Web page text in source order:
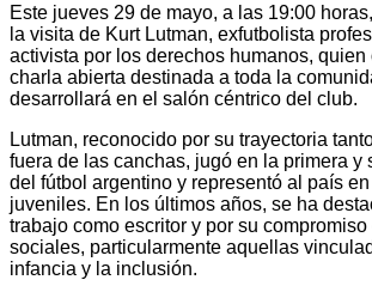
Este jueves 29 de mayo, a las 19:00
la visita de Kurt Lutman, exfutbolista
activista por los derechos humanos, quien
charla abierta destinada a toda la
desarrollará en el salón céntrico del club.
Lutman, reconocido por su trayectoria
fuera de las canchas, jugó en la primera y
del fútbol argentino y representó al país
juveniles. En los últimos años, se ha
trabajo como escritor y por su
sociales, particularmente aquellas
infancia y la inclusión.